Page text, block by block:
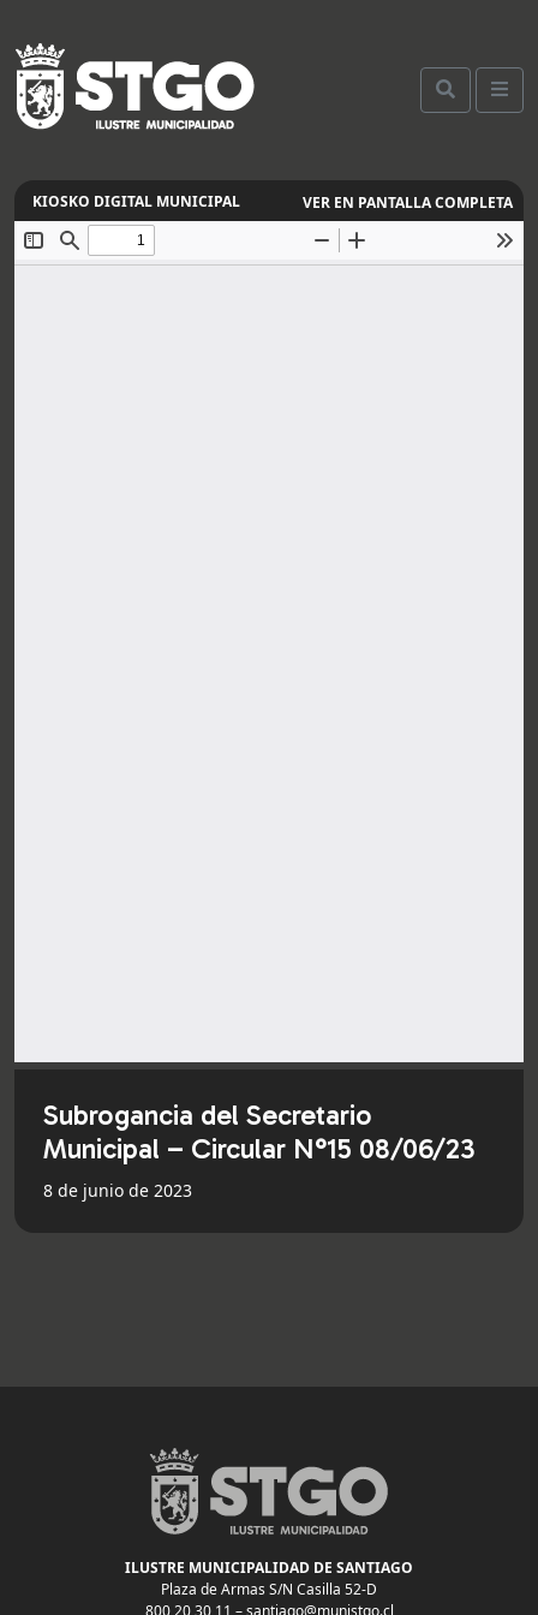
VER EN PANTALLA COMPLETA
Subrogancia del Secretario
Municipal – Circular N°15 08/06/23
8 de junio de 2023
ILUSTRE MUNICIPALIDAD DE SANTIAGO
Plaza de Armas S/N Casilla 52-D
800 20 30 11 –santiago@munistgo.cl